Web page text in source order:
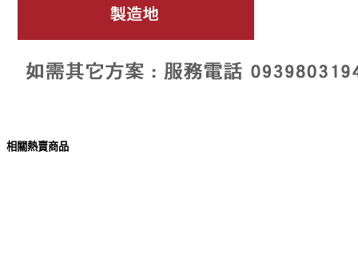
相關熱賣商品